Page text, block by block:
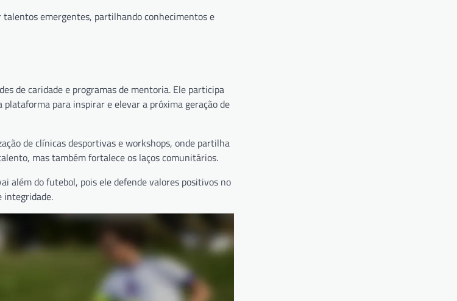
emergentes, partilhando conhecimentos e
de caridade e programas de mentoria. Ele participa
para inspirar e elevar a próxima geração de
de clínicas desportivas e workshops, onde partilha
mas também fortalece os laços comunitários.
além do futebol, pois ele defende valores positivos no
integridade.